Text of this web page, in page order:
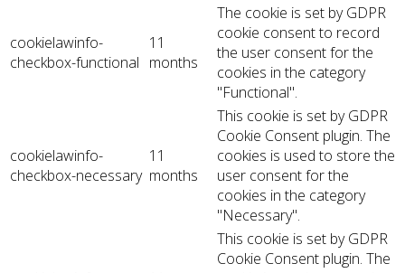
cookielawinfo-
checkbox-functional
11
months
The cookie is set by GDPR
cookie consent to record
the user consent for the
cookies in the category
"Functional".
cookielawinfo-
checkbox-necessary
11
months
This cookie is set by GDPR
Cookie Consent plugin. The
cookies is used to store the
user consent for the
cookies in the category
"Necessary".
This cookie is set by GDPR
Cookie Consent plugin. The